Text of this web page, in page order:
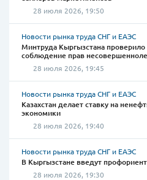
28 июля 2026, 19:50
Новости рынка труда СНГ и ЕАЭС
Минтруда Кыргызстана проверило
соблюдение прав
28 июля 2026, 19:45
Новости рынка труда СНГ и ЕАЭС
Казахстан делает ставку на
экономики
28 июля 2026, 19:40
Новости рынка труда СНГ и ЕАЭС
В Кыргызстане введут
28 июля 2026, 19:30